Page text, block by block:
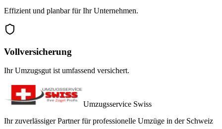
Effizient und planbar für Ihr Unternehmen.
Vollversicherung
Ihr Umzugsgut ist umfassend versichert.
Umzugsservice Swiss
Ihr zuverlässiger Partner für professionelle Umzüge in der Schweiz